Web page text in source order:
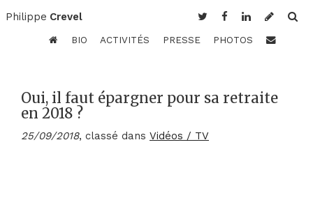
Philippe Crevel
BIO ACTIVITÉS PRESSE PHOTOS
Oui, il faut épargner pour sa retraite
en 2018 ?
25/09/2018, classé dans Vidéos / TV